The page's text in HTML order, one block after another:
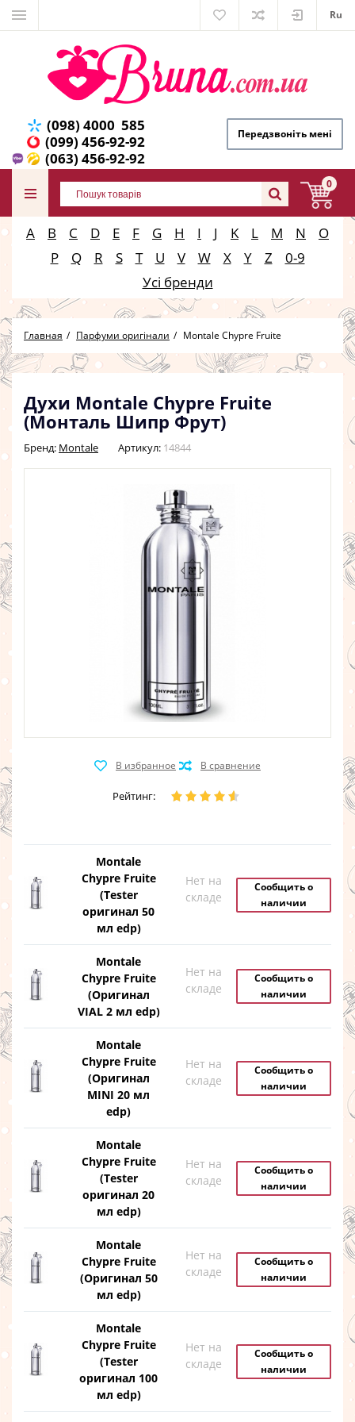
Ru
(098) 4000 585
(099) 456-92-92
(063) 456-92-92
Передзвоніть мені
0
A B C D E F G H I J K L M N
O
P
Q R S T U V W X Y Z
0-9
Усі бренди
Главная Парфуми оригінали Montale Chypre Fruite
Духи Montale Chypre Fruite
(Монталь Шипр Фрут)
Бренд: Montale Артикул: 14844
Рейтинг:
Montale
Chypre Fruite
(Tester
оригинал 50
мл edp)
Нет на
складе
Сообщить о
наличии
Montale
Chypre Fruite
(Оригинал
VIAL 2 мл edp)
Нет на
складе
Сообщить о
наличии
Montale
Chypre Fruite
(Оригинал
MINI 20 мл
edp)
Нет на
складе
Сообщить о
наличии
Montale
Chypre Fruite
(Tester
оригинал 20
мл edp)
Нет на
складе
Сообщить о
наличии
Montale
Chypre Fruite
(Оригинал 50
мл edp)
Нет на
складе
Сообщить о
наличии
Montale
Chypre Fruite
(Tester
оригинал 100
мл edp)
Нет на
складе
Сообщить о
наличии